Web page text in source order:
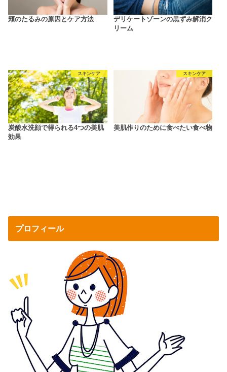
頬のたるみの原因とケア方法
デリケートゾーンの黒ずみ解消ク
リーム
スキンケア
炭酸水洗顔で得られる4つの美肌
効果
スキンケア
美肌作りのために食べたい食べ物
プロフィール